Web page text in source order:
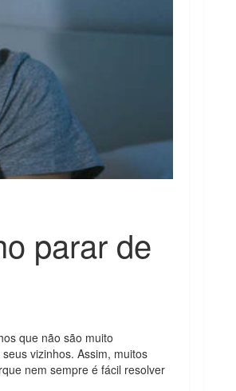
parar de
que não são muito
vizinhos. Assim, muitos
nem sempre é fácil resolver